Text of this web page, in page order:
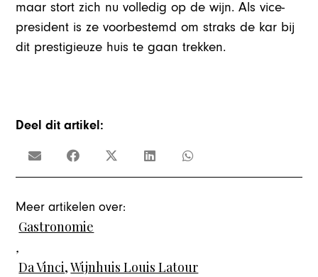
maar stort zich nu volledig op de wijn. Als vice-
president is ze voorbestemd om straks de kar bij
dit prestigieuze huis te gaan trekken.
Deel dit artikel:
Meer artikelen over:
Gastronomie
,
Da Vinci,Wijnhuis Louis Latour